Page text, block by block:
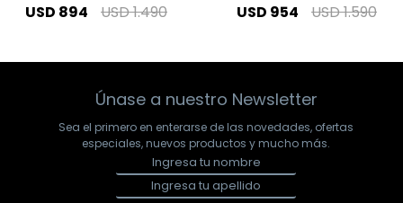
USD 894 USD1.490 USD 954 USD1.590
Únase a nuestro Newsletter
Sea el primero en enterarse de las novedades, ofertas
especiales, nuevos productos y mucho más.